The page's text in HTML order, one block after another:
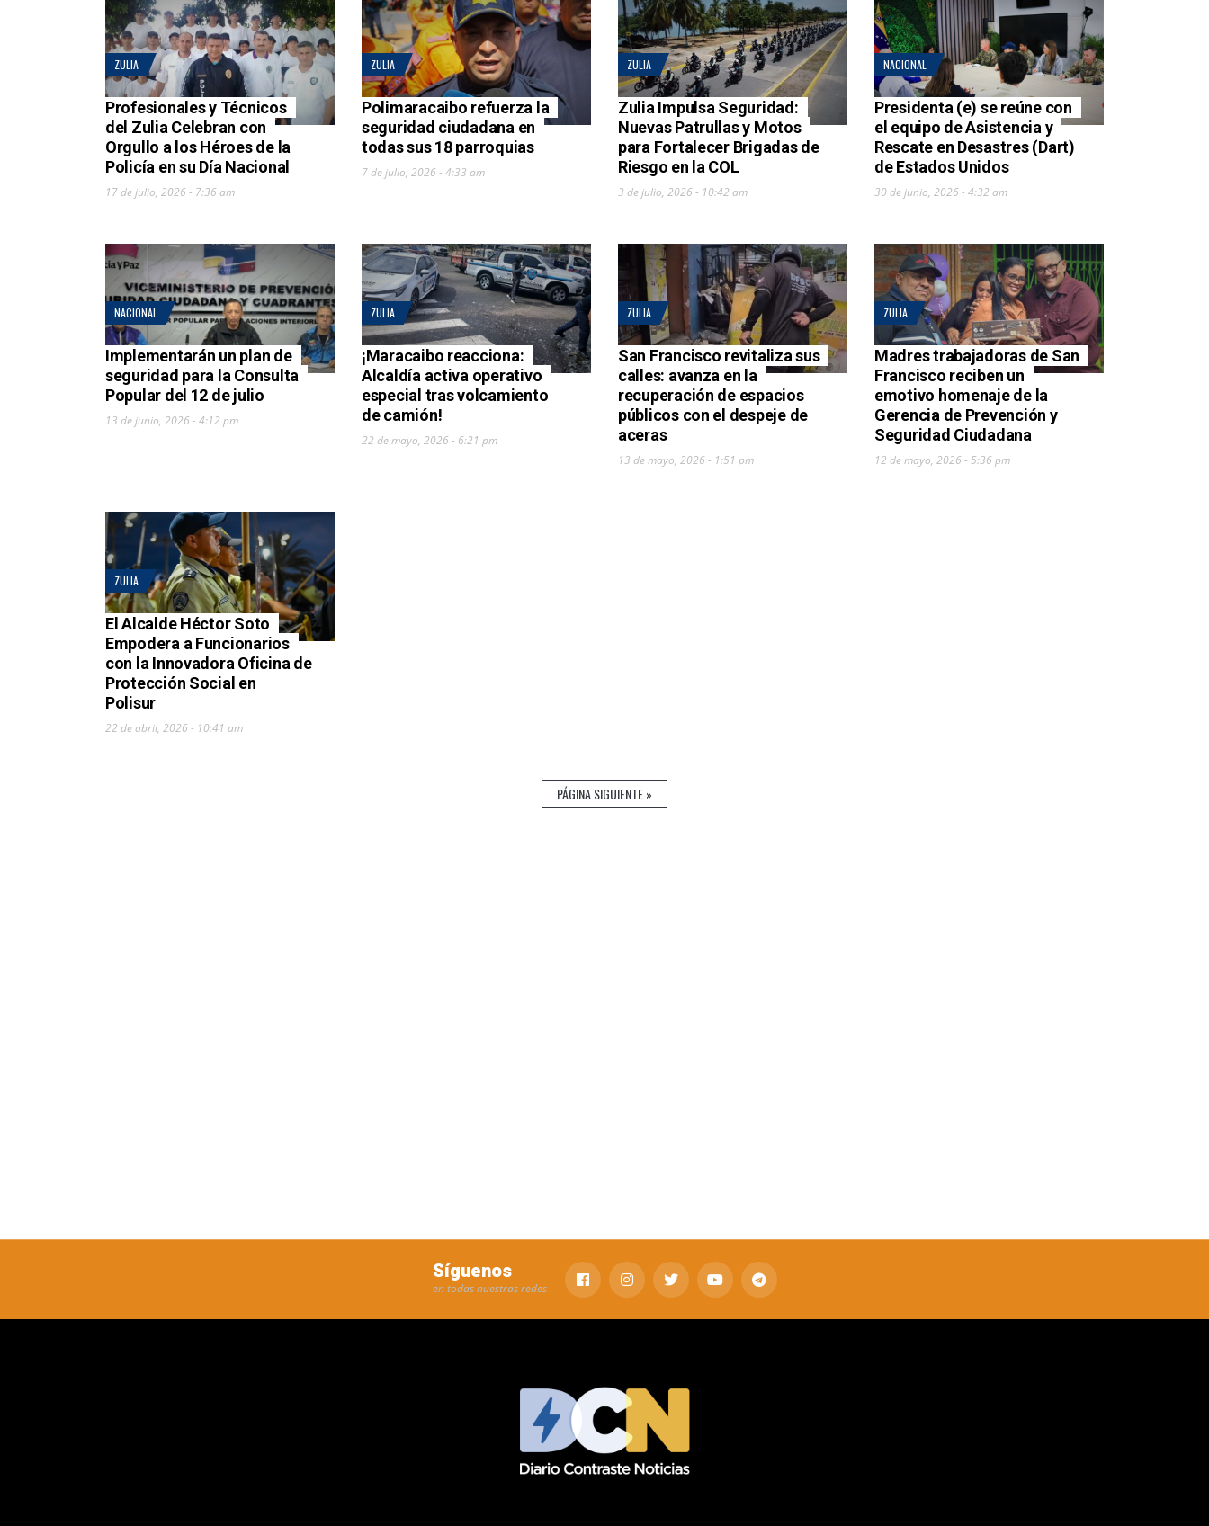
ZULIA
Profesionales y Técnicos
del Zulia Celebran con
Orgullo a los Héroes de la
Policía en su Día Nacional
17 de julio, 2026 - 7:36 am
ZULIA
Polimaracaibo refuerza la
seguridad ciudadana en
todas sus 18 parroquias
7 de julio, 2026 - 4:33 am
ZULIA
Zulia Impulsa Seguridad:
Nuevas Patrullas y Motos
para Fortalecer Brigadas de
Riesgo en la COL
3 de julio, 2026 - 10:42 am
NACIONAL
Presidenta (e) se reúne con
el equipo de Asistencia y
Rescate en Desastres (Dart)
de Estados Unidos
30 de junio, 2026 - 4:32 am
NACIONAL
Implementarán un plan de
seguridad para la Consulta
Popular del 12 de julio
13 de junio, 2026 - 4:12 pm
ZULIA
¡Maracaibo reacciona:
Alcaldía activa operativo
especial tras volcamiento
de camión!
22 de mayo, 2026 - 6:21 pm
ZULIA
San Francisco revitaliza sus
calles: avanza en la
recuperación de espacios
públicos con el despeje de
aceras
13 de mayo, 2026 - 1:51 pm
ZULIA
Madres trabajadoras de San
Francisco reciben un
emotivo homenaje de la
Gerencia de Prevención y
Seguridad Ciudadana
12 de mayo, 2026 - 5:36 pm
ZULIA
El Alcalde Héctor Soto
Empodera a Funcionarios
con la Innovadora Oficina de
Protección Social en
Polisur
22 de abril, 2026 - 10:41 am
PÁGINA SIGUIENTE »
Síguenos
en todas nuestras redes